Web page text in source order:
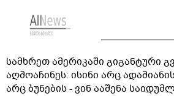
სამხრეთ ამერიკაში გიგანტური
აღმოაჩინეს: ისინი არც
არც ბუნების - ვინ ააშენა